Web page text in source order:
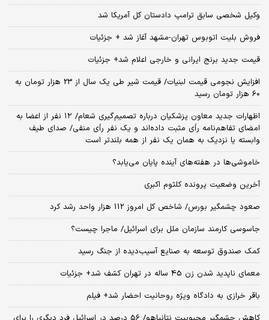
وکیل شخصی سابق ترامپ دادستان کل آمریکا شد
فروش بلیت اتوبوس تهران-مشهد آغاز شد + جزئیات
قیمت جدید برنج ایرانی و خارجی اعلام شد+ جزئیات
افزایش نجومی قیمت لبنیات/ قیمت شیر طی یک سال از 23 هزار تومان به
60 هزار تومان رسید
اظهارات جدید معاون پزشکیان درباره تصمیم‌گیری شعام/ ۱۲ نفر از اعضا به
امضای تفاهم‌نامه رأی مثبت داده‌اند و یک نفر رأی منفی/ صدای طیف
وابسته یا نزدیک به همان یک نفر از همه بلندتر است
خاموشی‌ها در هفته‌های آینده پایان می‌یابد؟
آخرین وضعیت پرونده کلثوم اکبری
صعود چشمگیر بورس/ شاخص کل امروز 112 هزار واحد رشد کرد
جاسوسی کارمند سازمان ملل برای اسرائیل/ ماجرا چیست؟
کمک صندوق توسعه به صنایع آسیب‌دیده از جنگ رسید
معمای ناپدید شدن زن 45 ساله در تهران کشف شد+ جزئیات
باقر خرازی به دادگاه ویژه روحانیت احضار شد+ فیلم